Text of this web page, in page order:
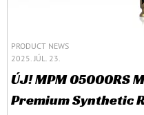
PRODUCT NEWS
2025. JÚL. 23.
ÚJ! MPM 05000RS
Premium Synthetic